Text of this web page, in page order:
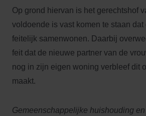
Op grond hiervan is het gerechtshof
voldoende is vast komen te staan dat
feitelijk samenwonen. Daarbij
feit dat de nieuwe partner van de
nog in zijn eigen woning verbleef dit
maakt.
Gemeenschappelijke huishouding